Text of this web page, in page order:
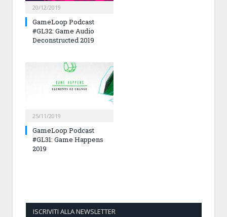
20/12/2019
GameLoop Podcast
#GL32: Game Audio
Deconstructed 2019
25/11/2019
GameLoop Podcast
#GL31: Game Happens
2019
ISCRIVITI ALLA NEWSLETTER